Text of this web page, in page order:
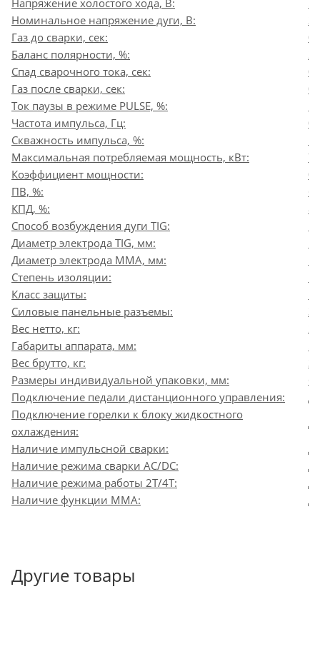
Напряжение холостого хода, В:
Номинальное напряжение дуги, В:
23
Газ до сварки, сек:
Баланс полярности, %:
Спад сварочного тока, сек:
Газ после сварки, сек:
Ток паузы в режиме PULSE, %:
Частота импульса, Гц:
Скважность импульса, %:
Максимальная потребляемая мощность, кВт:
Коэффициент мощности:
ПВ, %:
КПД, %:
85
Способ возбуждения дуги TIG:
Диаметр электрода TIG, мм:
Диаметр электрода MMA, мм:
Степень изоляции:
Класс защиты:
Силовые панельные разъемы:
Вес нетто, кг:
Габариты аппарата, мм:
Вес брутто, кг:
Размеры индивидуальной упаковки, мм:
Подключение педали дистанционного управления:
Да
Подключение горелки к блоку жидкостного
охлаждения:
Да
Наличие импульсной сварки:
Да
Наличие режима сварки AC/DC:
Да
Наличие режима работы 2T/4T:
Да
Наличие функции MMA:
Да
Другие товары